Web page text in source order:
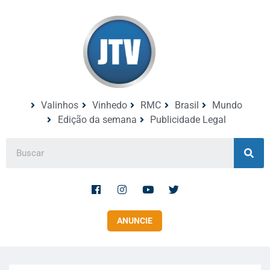
Valinhos Vinhedo RMC Brasil
Mundo
Edição da semana
Publicidade Legal
ANUNCIE